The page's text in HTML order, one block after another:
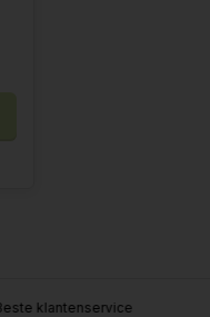
klantenservice